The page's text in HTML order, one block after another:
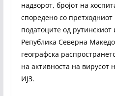
надзорот, бројот на
споредено со
податоците од
Република Северна
географска
на активноста на вирусот
ИЈЗ.